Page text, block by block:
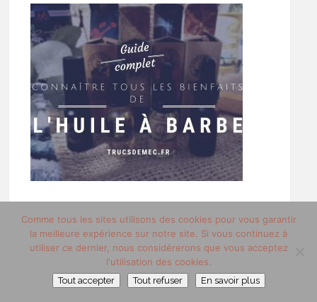
ON VOUS RECOMMANDE :
Comme tous les sites utilisons des cookies pour vous garantir
la meilleure expérience sur notre site. Si vous continuez à
utiliser ce dernier, nous considérerons que vous acceptez
l'utilisation des cookies.
Tout accepter Tout refuser En savoir plus